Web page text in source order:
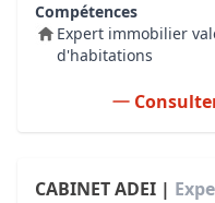
Compétences
Expert immobilier
d'habitations
CABINET ADEI |